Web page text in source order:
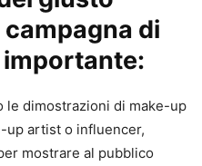
di
importante:
le dimostrazioni di make-up
up artist o influencer,
mostrare al pubblico